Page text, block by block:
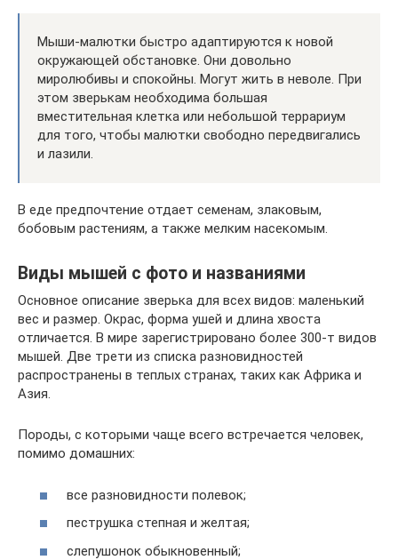
Мыши-малютки быстро адаптируются к новой
окружающей обстановке. Они довольно
миролюбивы и спокойны. Могут жить в неволе. При
этом зверькам необходима большая
вместительная клетка или небольшой террариум
для того, чтобы малютки свободно передвигались
и лазили.
В еде предпочтение отдает семенам, злаковым,
бобовым растениям, а также мелким насекомым.
Виды мышей с фото и названиями
Основное описание зверька для всех видов: маленький
вес и размер. Окрас, форма ушей и длина хвоста
отличается. В мире зарегистрировано более 300-т видов
мышей. Две трети из списка разновидностей
распространены в теплых странах, таких как Африка и
Азия.
Породы, с которыми чаще всего встречается человек,
помимо домашних:
все разновидности полевок;
пеструшка степная и желтая;
слепушонок обыкновенный;